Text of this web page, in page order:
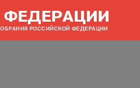
ФЕДЕРАЦИИ
РОССИЙСКОЙ ФЕДЕРАЦИИ